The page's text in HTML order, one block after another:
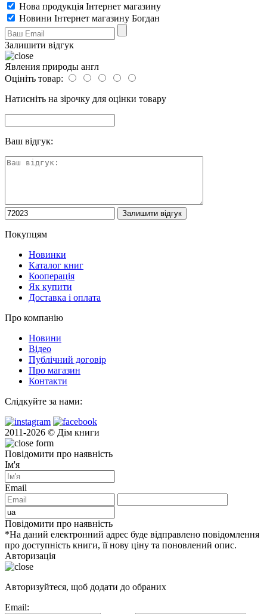
Нова продукція Інтернет магазину
Новини Інтернет магазину Богдан
Залишити відгук
Явления природы англ
Оцініть товар:
Натисніть на зірочку для оцінки товару
Ваш відгук:
Покупцям
Новинки
Каталог книг
Кооперація
Як купити
Доставка і оплата
Про компанію
Новини
Відео
Публічний договір
Про магазин
Контакти
Слідкуйте за нами:
2011-2026 © Дім книги
Повідомити про наявність
Ім'я
Email
Повідомити про наявність
*На даний електронний адрес буде відправлено повідомлення
про доступність книги, її нову ціну та поновлений опис.
Авторизація
Авторизуйтеся, щоб додати до обраних
Email: